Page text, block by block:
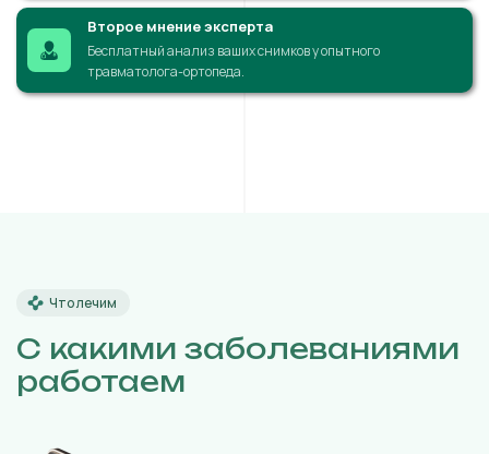
Второе мнение эксперта
Бесплатный анализ ваших снимков у опытного
травматолога-ортопеда.
Что лечим
С какими заболеваниями
работаем